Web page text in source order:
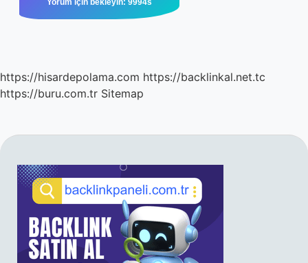
https://hisardepolama.com https://backlinkal.net.tc
https://buru.com.tr Sitemap
SIDEBAR